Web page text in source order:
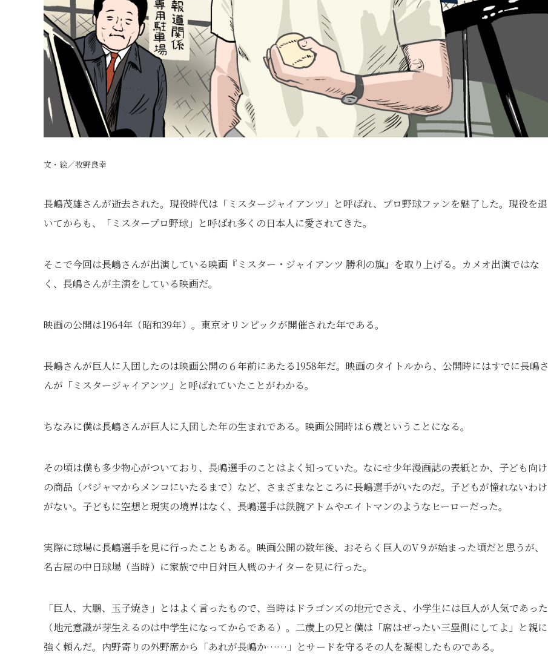
文・絵／牧野良幸
長嶋茂雄さんが逝去された。現役時代は「ミスタージャイアンツ」と呼ばれ、プロ野球ファンを魅了した。現役を退
いてからも、「ミスタープロ野球」と呼ばれ多くの日本人に愛されてきた。
そこで今回は長嶋さんが出演している映画『ミスター・ジャイアンツ 勝利の旗』を取り上げる。カメオ出演ではな
く、長嶋さんが主演をしている映画だ。
映画の公開は1964年（昭和39年）。東京オリンピックが開催された年である。
長嶋さんが巨人に入団したのは映画公開の６年前にあたる1958年だ。映画のタイトルから、公開時にはすでに長嶋さ
んが「ミスタージャイアンツ」と呼ばれていたことがわかる。
ちなみに僕は長嶋さんが巨人に入団した年の生まれである。映画公開時は６歳ということになる。
その頃は僕も多少物心がついており、長嶋選手のことはよく知っていた。なにせ少年漫画誌の表紙とか、子ども向け
の商品（パジャマからメンコにいたるまで）など、さまざまなところに長嶋選手がいたのだ。子どもが憧れないわけ
がない。子どもに空想と現実の境界はなく、長嶋選手は鉄腕アトムやエイトマンのようなヒーローだった。
実際に球場に長嶋選手を見に行ったこともある。映画公開の数年後、おそらく巨人のV９が始まった頃だと思うが、
名古屋の中日球場（当時）に家族で中日対巨人戦のナイターを見に行った。
「巨人、大鵬、玉子焼き」とはよく言ったもので、当時はドラゴンズの地元でさえ、小学生には巨人が人気であった
（地元意識が芽生えるのは中学生になってからである）。二歳上の兄と僕は「席はぜったい三塁側にしてよ」と親に
強く頼んだ。内野寄りの外野席から「あれが長嶋か……」とサードを守るその人を凝視したものである。